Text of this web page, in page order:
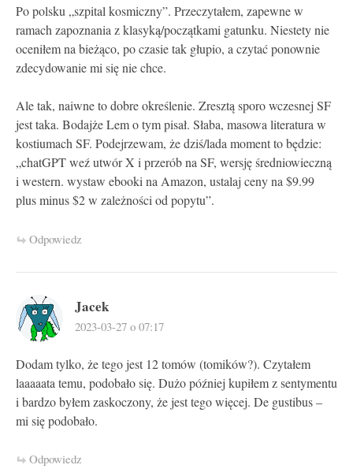
Po polsku „szpital kosmiczny”. Przeczytałem, zapewne w
ramach zapoznania z klasyką/początkami gatunku. Niestety nie
oceniłem na bieżąco, po czasie tak głupio, a czytać ponownie
zdecydowanie mi się nie chce.
Ale tak, naiwne to dobre określenie. Zresztą sporo wczesnej SF
jest taka. Bodajże Lem o tym pisał. Słaba, masowa literatura w
kostiumach SF. Podejrzewam, że dziś/lada moment to będzie:
„chatGPT weź utwór X i przerób na SF, wersję średniowieczną
i western. wystaw ebooki na Amazon, ustalaj ceny na $9.99
plus minus $2 w zależności od popytu”.
Odpowiedz
Jacek
2023-03-27 o 07:17
Dodam tylko, że tego jest 12 tomów (tomików?). Czytałem
laaaaata temu, podobało się. Dużo później kupiłem z sentymentu
i bardzo byłem zaskoczony, że jest tego więcej. De gustibus –
mi się podobało.
Odpowiedz